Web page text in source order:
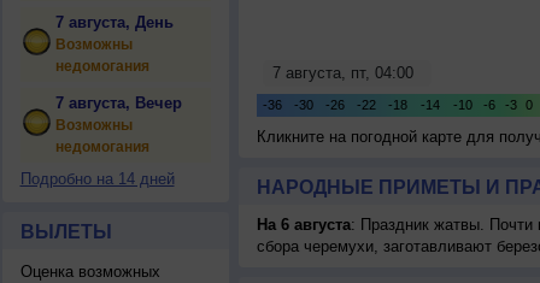
7 августа, День
Возможны
недомогания
7 августа, Вечер
Возможны
недомогания
Подробно на 14 дней
ВЫЛЕТЫ
Оценка возможных
Кликните на погодной карте для
НАРОДНЫЕ ПРИМЕТЫ И
На 6 августа: Праздник жатвы. Почти
сбора черемухи, заготавливают